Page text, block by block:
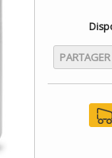
PARTAGER